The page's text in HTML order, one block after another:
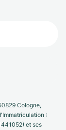
Cologne,
:
et ses